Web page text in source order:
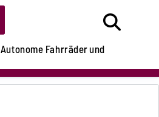
Autonome Fahrräderund